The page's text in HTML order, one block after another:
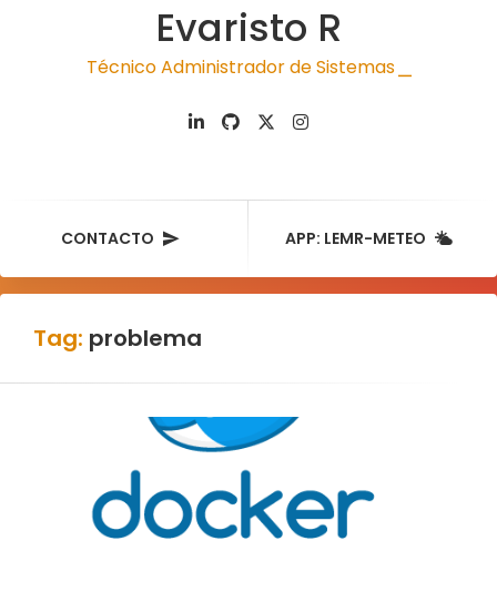
Evaristo R
Técnico Administrador de Sistemas |
CONTACTO APP: LEMR-METEO
Tag: problema